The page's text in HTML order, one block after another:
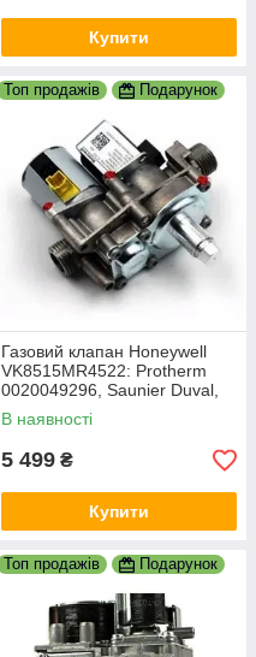
Купити
Топ продажів Подарунок
Газовий клапан Honeywell
VK8515MR4522: Protherm
0020049296, Saunier Duval,
Vaillant, Honeywell (T7.053)
В наявності
5 499 ₴
Купити
Топ продажів Подарунок